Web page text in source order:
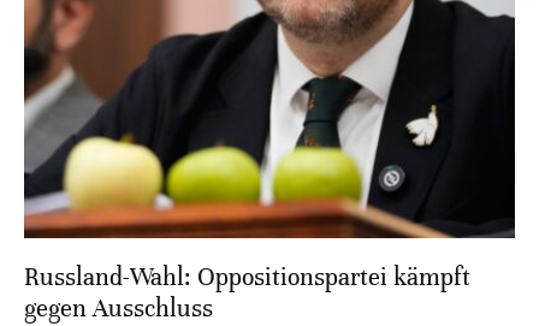
Russland-Wahl: Oppositionspartei kämpft
gegen Ausschluss